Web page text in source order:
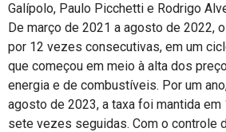
Galípolo, Paulo Picchetti e Rodrigo
De março de 2021 a agosto de 2022,
por 12 vezes consecutivas, em um
que começou em meio à alta dos
energia e de combustíveis. Por um
agosto de 2023, a taxa foi mantida em
sete vezes seguidas. Com o controle